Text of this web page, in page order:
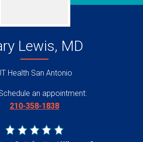
Lewis, MD
Health San Antonio
an appointment:
210-358-1838